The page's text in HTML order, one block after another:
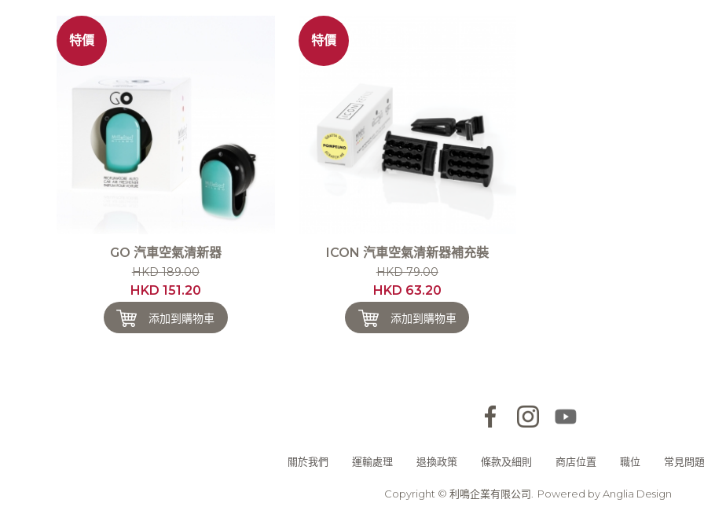
特價
GO 汽車空氣清新器
HKD 189.00
HKD 151.20
添加到購物車
特價
ICON 汽車空氣清新器補充裝
HKD 79.00
HKD 63.20
添加到購物車
關於我們 運輸處理 退換政策 條款及細則 商店位置 職位 常見問題
Copyright © 利鳴企業有限公司. Powered byAnglia Design